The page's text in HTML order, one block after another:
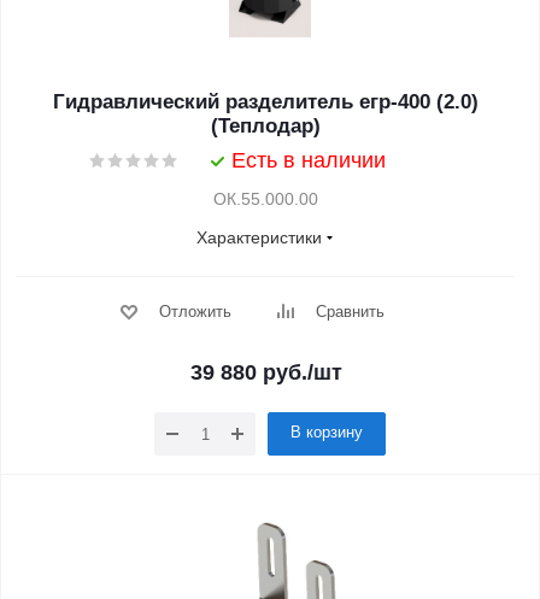
Гидравлический разделитель егр-400 (2.0)
(Теплодар)
Есть в наличии
ОК.55.000.00
Характеристики
Отложить Сравнить
39 880руб./шт
В корзину